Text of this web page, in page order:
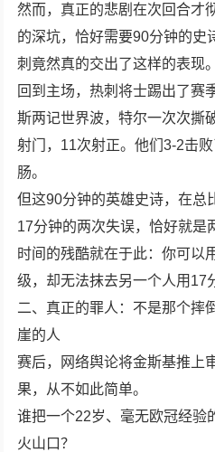
然而，真正的悲剧在次回合才
的深坑，恰好需要90分钟的
刺竟然真的交出了这样的表现。
回到主场，热刺将士踢出了赛
斯两记世界波，特尔一次次撕
射门，11次射正。他们3-2击
肠。
但这90分钟的英雄史诗，在总
17分钟的两次失误，恰好就是
时间的残酷就在于此：你可以
级，却无法抹去另一个人用17
二、真正的罪人：不是那个摔
崖的人
赛后，网络舆论将金斯基推上
果，从不如此简单。
谁把一个22岁、毫无欧冠经验
火山口？